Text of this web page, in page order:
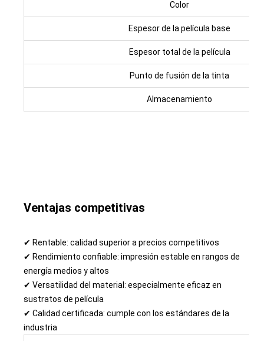
Color
Espesor de la película base
Espesor total de la película
Punto de fusión de la tinta
Almacenamiento
Ventajas competitivas
✔ Rentable: calidad superior a precios competitivos
✔ Rendimiento confiable: impresión estable en rangos de
energía medios y altos
✔ Versatilidad del material: especialmente eficaz en
sustratos de película
✔ Calidad certificada: cumple con los estándares de la
industria